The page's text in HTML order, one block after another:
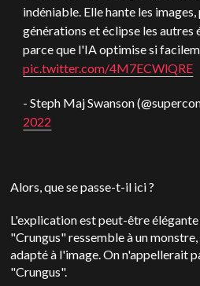
indéniable. Elle hante les
générations et éclipse les autres
parce que l'IA optimise si
pic.twitter.com/4M7ECWlQRE
- Steph Maj Swanson
2022
Alors, que se passe-t-il ici ?
L'explication est peut-être élégante
"Crungus" ressemble à un
adapté à l'image. On n'appellerait
"Crungus".